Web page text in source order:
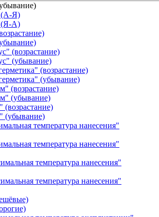
(А-Я)
(Я-А)
(возрастание)
(убывание)
(возрастание)
(убывание)
(возрастание)
(убывание)
(убывание)
температура нанесения"
температура нанесения"
температура нанесения"
температура нанесения"